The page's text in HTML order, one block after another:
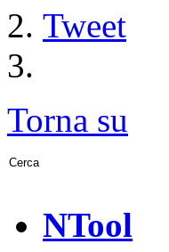
Tweet
Torna su
NTool